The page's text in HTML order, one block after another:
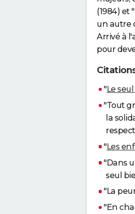
(1984) et
un autre
Arrivé à
pour
"Le
"Tout
la
"Les
"Dans
seul
"La
"En